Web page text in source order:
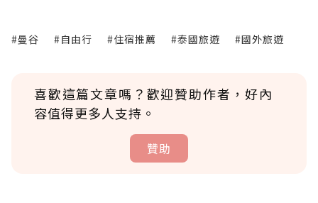
#曼谷 #自由行 #住宿推薦 #泰國旅遊 #國外旅遊
喜歡這篇文章嗎？歡迎贊助作者，好內
容值得更多人支持。
贊助